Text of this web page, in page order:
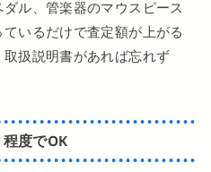
ル、管楽器のマウスピース
いるだけで査定額が上がる
扱説明書があれば忘れず
度でOK